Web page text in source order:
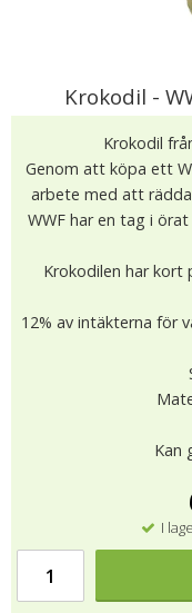
Krokodil -
Krokodil
Genom att köpa ett
arbete med att
WWF har en tag i
Krokodilen har kort
12% av intäkterna för
Kan
I